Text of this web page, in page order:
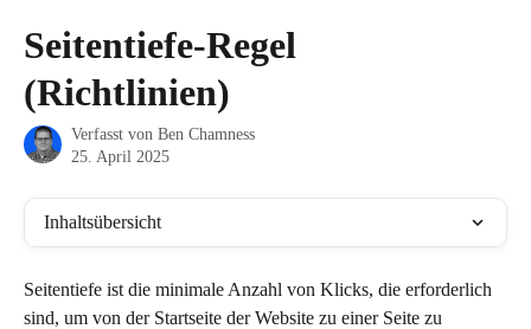
Seitentiefe-Regel
(Richtlinien)
Verfasst von Ben Chamness
25. April 2025
Inhaltsübersicht
Seitentiefe ist die minimale Anzahl von Klicks, die erforderlich
sind, um von der Startseite der Website zu einer Seite zu